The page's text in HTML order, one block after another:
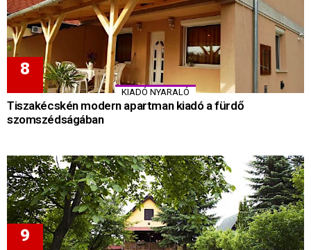
KIADÓ NYARALÓ
Tiszakécskén modern apartman kiadó a fürdő
szomszédságában